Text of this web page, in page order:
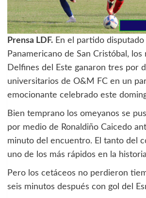
Prensa LDF. En el partido
Panamericano de San Cristóbal, los
Delfines del Este ganaron tres por
universitarios de O&M FC en un
emocionante celebrado este
Bien temprano los omeyanos se
por medio de Ronaldiño Caicedo
minuto del encuentro. El tanto del
uno de los más rápidos en la
Pero los cetáceos no perdieron
seis minutos después con gol del